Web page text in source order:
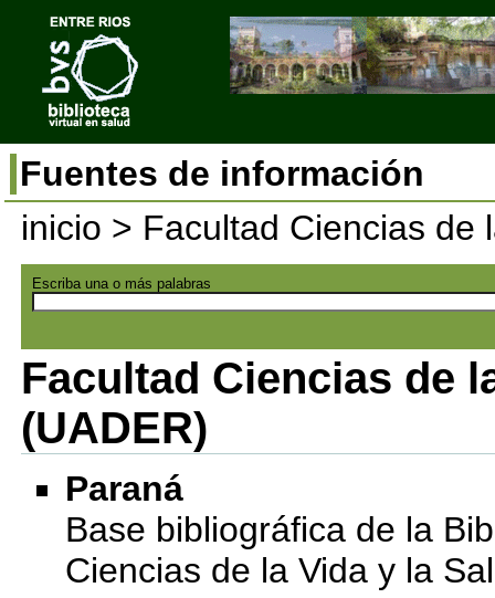
Fuentes de información
inicio > Facultad Ciencias de
Escriba una o más palabras
Facultad Ciencias de
(UADER)
Paraná
Base bibliográfica de la
Ciencias de la Vida y la